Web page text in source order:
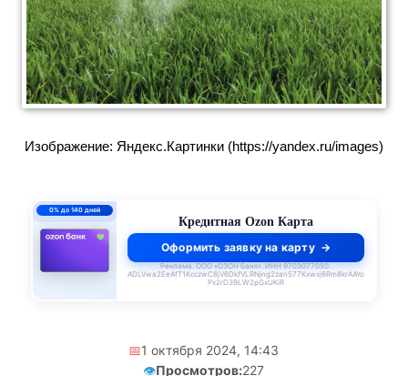
Изображение: Яндекс.Картинки (https://yandex.ru/images)
0% до 140 дней
Кредитная Ozon Карта
Оформить заявку на карту
Реклама. ООО «ОЗОН Банк». ИНН 9703077050.
ADLVwa2EeAfT1KcczwC8jV6DkfVLRNjng2zan577Kxwsj6Rm8krAAYo
Px2rD39LW2pGxUKiR
📅1 октября 2024, 14:43
👁️Просмотров:227